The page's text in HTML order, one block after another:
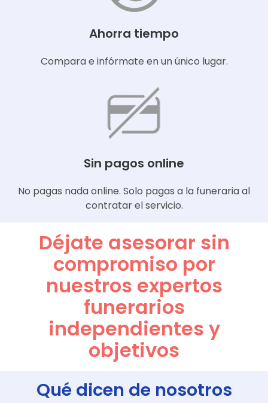
Ahorra tiempo
Compara e infórmate en un único lugar.
Sin pagos online
No pagas nada online. Solo pagas a la funeraria al
contratar el servicio.
Déjate asesorar sin
compromiso por
nuestros expertos
funerarios
independientes y
objetivos
Qué dicen de nosotros